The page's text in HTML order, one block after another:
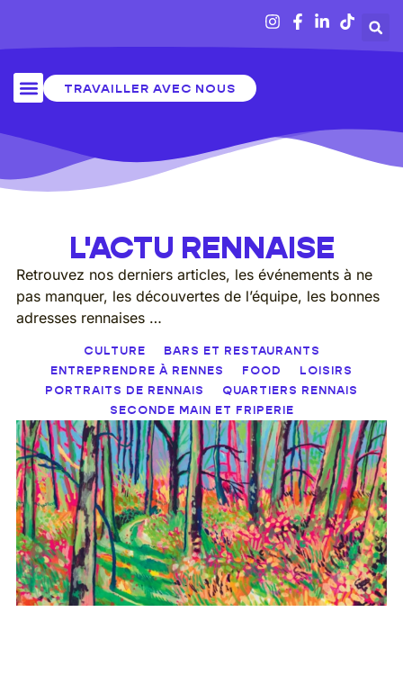
TRAVAILLER AVEC NOUS
L'ACTU RENNAISE
Retrouvez nos derniers articles, les événements à ne
pas manquer, les découvertes de l’équipe, les bonnes
adresses rennaises …
CULTURE
BARS ET RESTAURANTS
ENTREPRENDRE À RENNES
FOOD
LOISIRS
PORTRAITS DE RENNAIS
QUARTIERS RENNAIS
SECONDE MAIN ET FRIPERIE